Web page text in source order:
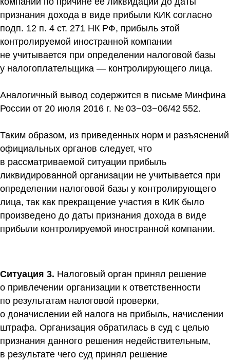
признания дохода в виде прибыли КИК согласно
подп. 12 п. 4 ст. 271 НК РФ, прибыль этой
контролируемой иностранной компании
не учитывается при определении налоговой базы
у налогоплательщика — контролирующего лица.
Аналогичный вывод содержится в письме Минфина
России от 20 июля 2016 г. № 03−03−06/42 552.
Таким образом, из приведенных норм и разъяснений
официальных органов следует, что
в рассматриваемой ситуации прибыль
ликвидированной организации не учитывается при
определении налоговой базы у контролирующего
лица, так как прекращение участия в КИК было
произведено до даты признания дохода в виде
прибыли контролируемой иностранной компании.
Ситуация 3. Налоговый орган принял решение
о привлечении организации к ответственности
по результатам налоговой проверки,
о доначислении ей налога на прибыль, начислении
штрафа. Организация обратилась в суд с целью
признания данного решения недействительным,
в результате чего суд принял решение